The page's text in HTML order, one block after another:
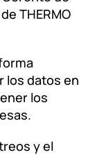
THERMO
los datos en
los
y el